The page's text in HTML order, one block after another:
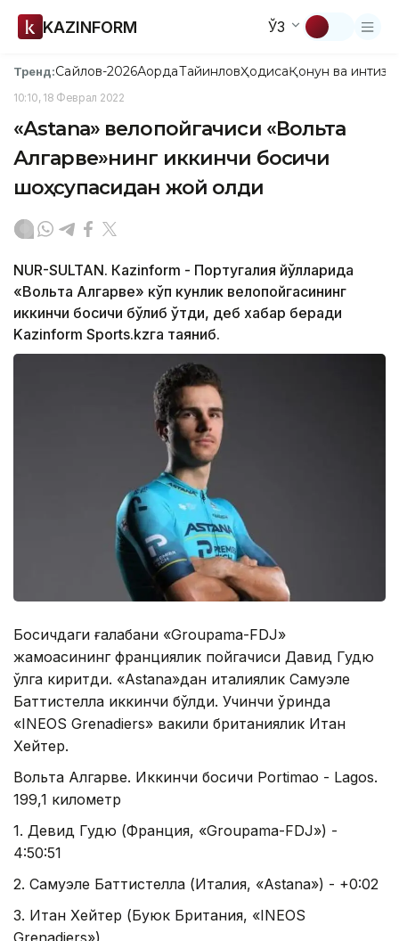
KAZINFORM ЎЗ
Тренд:Сайлов-2026АқордаТайинловҲодисаҚонун ва
10:10, 18 Феврал 2022
«Аstana» велопойгачиси «Вольта
Алгарве»нинг иккинчи босқичи
шоҳсупасидан жой олди
NUR-SULTAN. Кazinform - Португалия йўлларида
«Вольта Алгарве» кўп кунлик велопойгасининг
иккинчи босқичи бўлиб ўтди, деб хабар беради
Kazinform Sports.kzга таяниб.
Босқичдаги ғалабани «Groupama-FDJ»
жамоасининг франциялик пойгачиси Давид Гудю
қўлга киритди. «Аstana»дан италиялик Самуэле
Баттистелла иккинчи бўлди. Учинчи ўринда
«INEOS Grenadiers» вакили британиялик Итан
Хейтер.
Вольта Алгарве. Иккинчи босқичи Portimao - Lagos.
199,1 километр
1. Девид Гудю (Франция, «Groupama-FDJ») -
4:50:51
2. Самуэле Баттистелла (Италия, «Аstana») - +0:02
3. Итан Хейтер (Буюк Британия, «INEOS
Grenadiers»)